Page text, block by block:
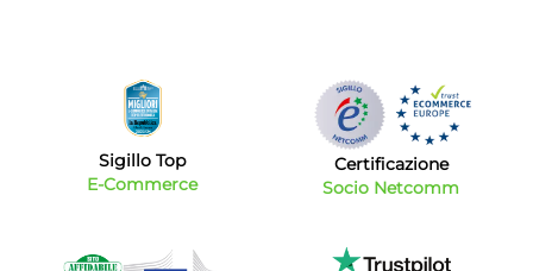
su stampanti fotografiche, scanner e multifunzione.
Non solo computer, anche tablet e accessori vari
Se sei alla ricerca di un dispositivo ancora più comodo
e leggero da portare ovunque proprio come uno
vero e proprio boom, può essere la soluzione ideale per
Sigillo Top
E-Commerce
Certificazione
Socio Netcomm